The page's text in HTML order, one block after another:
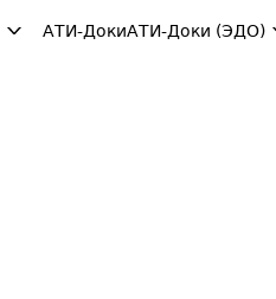
АТИ-ДокиАТИ-Доки (ЭДО)